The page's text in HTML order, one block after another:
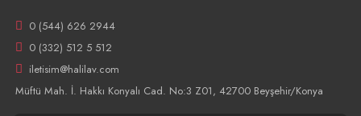
0 (544) 626 2944
0 (332) 512 5 512
iletisim@halilav.com
Müftü Mah. İ. Hakkı Konyalı Cad. No:3 Z01, 42700 Beyşehir/Konya